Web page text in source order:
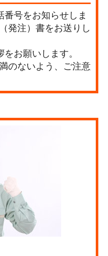
号をお知らせしま
発注）書をお送りし
お願いします。
のないよう、ご注意